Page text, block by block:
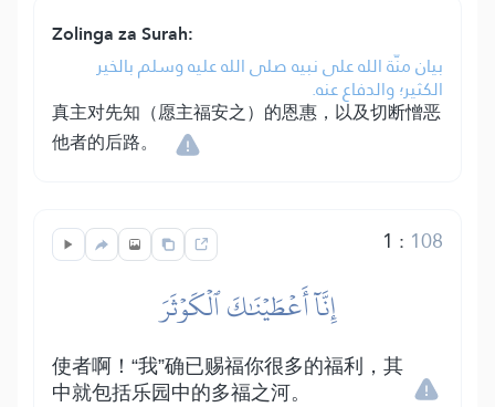
Zolinga za Surah:
بيان منّة الله على نبيه صلى الله عليه وسلم بالخير
الكثير؛ والدفاع عنه.
真主对先知（愿主福安之）的恩惠，以及切断憎恶
他者的后路。
1 : 108
إِنَّآ أَعۡطَيۡنَٰكَ ٱلۡكَوۡثَرَ
使者啊！“我”确已赐福你很多的福利，其
中就包括乐园中的多福之河。